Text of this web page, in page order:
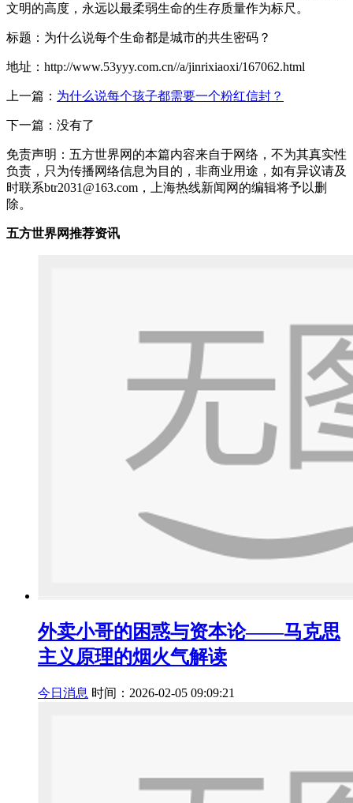
文明的高度，永远以最柔弱生命的生存质量作为标尺。
标题：为什么说每个生命都是城市的共生密码？
地址：http://www.53yyy.com.cn//a/jinrixiaoxi/167062.html
上一篇： 为什么说每个孩子都需要一个粉红信封？
下一篇：没有了
免责声明：五方世界网的本篇内容来自于网络，不为其真实性
负责，只为传播网络信息为目的，非商业用途，如有异议请及
时联系btr2031@163.com，上海热线新闻网的编辑将予以删
除。
五方世界网推荐资讯
外卖小哥的困惑与资本论——马克思
主义原理的烟火气解读
今日消息 时间：2026-02-05 09:09:21